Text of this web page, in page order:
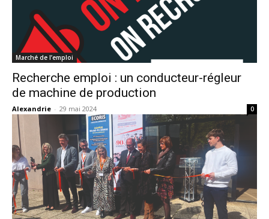
Marché de l’emploi
Recherche emploi : un conducteur-régleur
de machine de production
Alexandrie - 29 mai 2024 0